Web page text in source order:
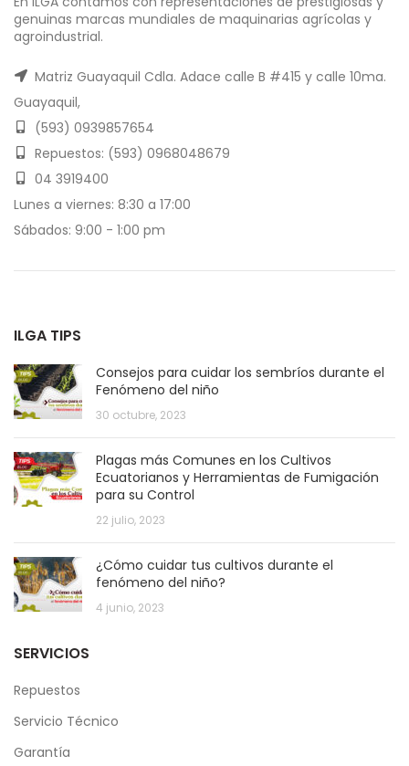
genuinas marcas mundiales de maquinarias agrícolas y
agroindustrial.
Matriz Guayaquil Cdla. Adace calle B #415 y calle 10ma.
Guayaquil,
(593) 0939857654
Repuestos: (593) 0968048679
04 3919400
Lunes a viernes: 8:30 a 17:00
Sábados: 9:00 - 1:00 pm
ILGA TIPS
Consejos para cuidar los sembríos durante el
Fenómeno del niño
30 octubre, 2023
Plagas más Comunes en los Cultivos
Ecuatorianos y Herramientas de Fumigación
para su Control
22 julio, 2023
¿Cómo cuidar tus cultivos durante el
fenómeno del niño?
4 junio, 2023
SERVICIOS
Repuestos
Servicio Técnico
Garantía